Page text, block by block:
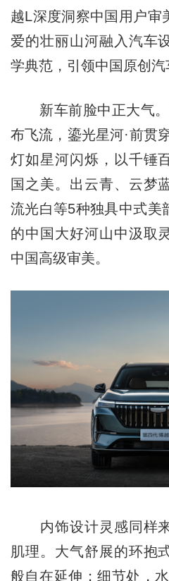
越L深度洞察中国用户审
爱的壮丽山河融入汽车
学典范，引领中国原创汽
新车前脸中正大气。
布飞流，鎏光星河·前贯
灯如星河闪烁，以千锤
国之美。出云青、云梦
流光白等5种独具中式美
的中国大好河山中汲取
中国高级审美。
内饰设计灵感同样来
肌理。大气舒展的环抱
般自在延伸；细节处，